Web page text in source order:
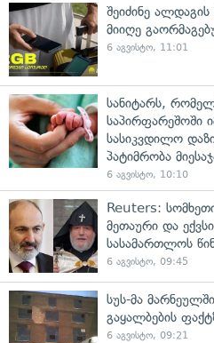
შეიძინე
მიიღე
6 აგვისტო, 11:01
სანიტარს,
საპირფარეშოში
სასიკვდილო
პატიმრობა
6 აგვისტო, 10:10
Reuters:
მეთაური და
სასამართლოს
6 აგვისტო, 09:45
სუს-მა
გაყალბების
6 აგვისტო, 09:21